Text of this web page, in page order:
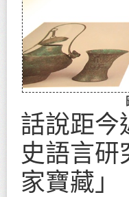
話說距今
史語言研
家寶藏」